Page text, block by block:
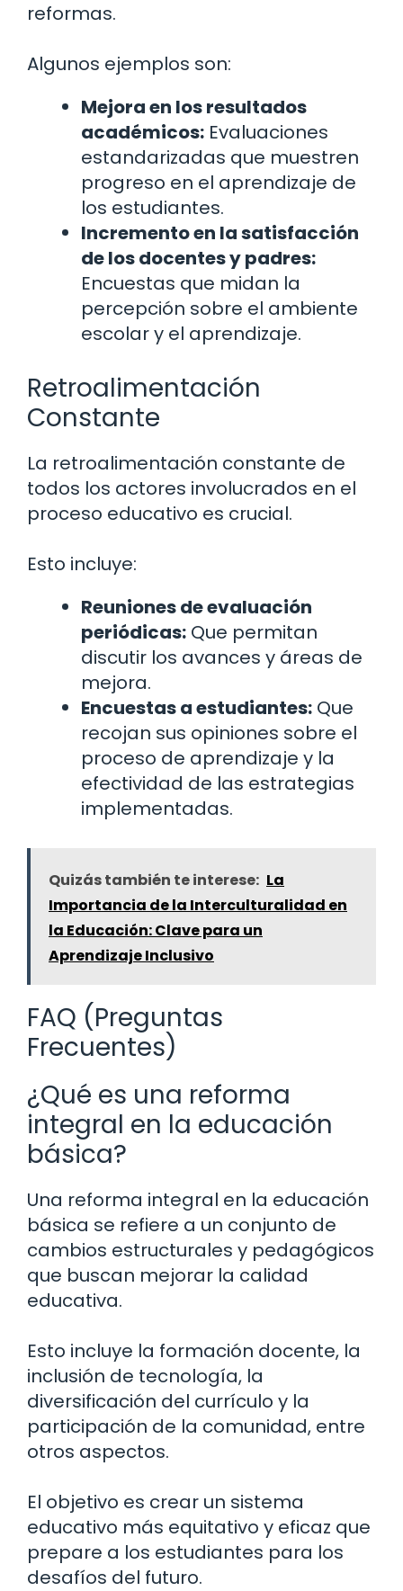
reformas.
Algunos ejemplos son:
Mejora en los resultados
académicos: Evaluaciones
estandarizadas que muestren
progreso en el aprendizaje de
los estudiantes.
Incremento en la satisfacción
de los docentes y padres:
Encuestas que midan la
percepción sobre el ambiente
escolar y el aprendizaje.
Retroalimentación
Constante
La retroalimentación constante de
todos los actores involucrados en el
proceso educativo es crucial.
Esto incluye:
Reuniones de evaluación
periódicas: Que permitan
discutir los avances y áreas de
mejora.
Encuestas a estudiantes: Que
recojan sus opiniones sobre el
proceso de aprendizaje y la
efectividad de las estrategias
implementadas.
Quizás también te interese: La
Importancia de la Interculturalidad en
la Educación: Clave para un
Aprendizaje Inclusivo
FAQ (Preguntas
Frecuentes)
¿Qué es una reforma
integral en la educación
básica?
Una reforma integral en la educación
básica se refiere a un conjunto de
cambios estructurales y pedagógicos
que buscan mejorar la calidad
educativa.
Esto incluye la formación docente, la
inclusión de tecnología, la
diversificación del currículo y la
participación de la comunidad, entre
otros aspectos.
El objetivo es crear un sistema
educativo más equitativo y eficaz que
prepare a los estudiantes para los
desafíos del futuro.